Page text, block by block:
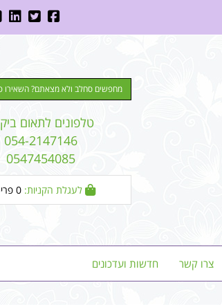
מחפשים סחלב ולא מצאתם? השאירו
טלפונים לתאום
054-2147146
0547454085
0
צרו קשר חדשות ועדכונים